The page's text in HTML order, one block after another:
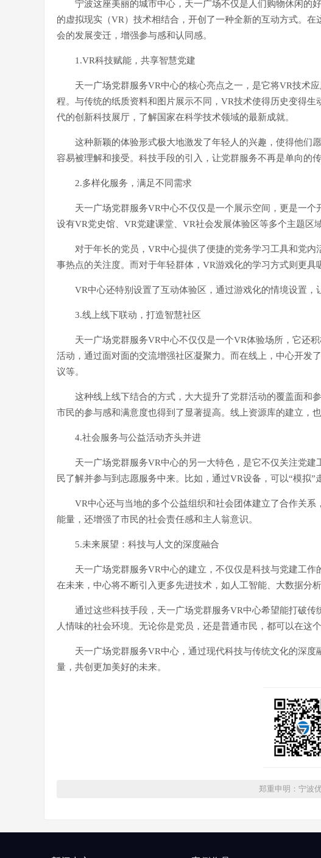
宁波这座美丽的城市中心，天一广场不仅是人们购物休闲的
的虚拟现实（VR）技术相结合，开创了一种全新的互动方式。
会的发展变迁，增强参与感和认同感。
1.VR科技赋能，共享智慧党建
天一广场党群服务VR中心的核心亮点之一，是它将VR技术
程。与传统的纸质资料和图片展示不同，VR技术使得历史变得
代的创新科技展厅，了解国家在科学技术领域的最新成就。
这种新颖的体验形式极大地激发了年轻人的兴趣，使得他们
容易被理解和接受。科技手段的引入，让党群服务不再是单向的
2.多样化服务，满足不同需求
天一广场党群服务VR中心不仅仅是一个展示空间，更是一
设有VR党史馆、VR党建课堂、VR社会发展体验区等多个主题区
对于年长的党员，VR中心提供了便捷的党务学习工具和党
事热点的关注度。而对于年轻群体，VR游戏化的学习方式则更
VR中心还特别设置了互动体验区，通过游戏化的情境设置
3.线上线下联动，打造智慧社区
天一广场党群服务VR中心不仅仅是一个VR体验场所，它还
活动，通过面对面的交流增强社区凝聚力。而在线上，中心开发
议等。
这种线上线下结合的方式，大大提升了党群活动的覆盖面和
市民的参与感和满意度也得到了显著提高。线上资源库的建立，
4.社会服务与公益活动齐头并进
天一广场党群服务VR中心的另一大特色，是它不仅关注党
民了解并参与到志愿服务中来。比如，通过VR设备，可以“模拟
VR中心还与当地的多个公益组织和社会团体建立了合作关
能量，还增强了市民的社会责任感和主人翁意识。
5.未来展望：科技与人文的深度融合
天一广场党群服务VR中心的建立，不仅仅是科技与党建工
在未来，中心将不断引入更多先进技术，如人工智能、大数据分
通过这些科技手段，天一广场党群服务VR中心希望能打破
人情味的社会环境。无论你是党员，还是普通市民，都可以在这
天一广场党群服务VR中心，通过现代科技与传统文化的深
量，共创更加美好的未来。
郑重申明：宁波